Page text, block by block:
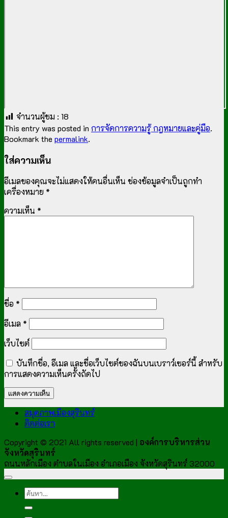
จำนวนผู้ชม : 18
This entry was posted in การจัดการความรู้ กฎหมายและคู่มือ.
Bookmark the permalink.
ใส่ความเห็น
อีเมลของคุณจะไม่แสดงให้คนอื่นเห็น ช่องข้อมูลจำเป็นถูกทำ
เครื่องหมาย *
ความเห็น *
ชื่อ *
อีเมล *
เว็บไซต์
บันทึกชื่อ, อีเมล และชื่อเว็บไซต์ของฉันบนเบราว์เซอร์นี้ สำหรับ
การแสดงความเห็นครั้งถัดไป
สมุดภาพเมืองสุรินทร์
ติดต่อเรา
Copyright © 2021 All rights reserved | องค์การบริหารส่วน
จังหวัดสุรินทร์
ถนนหลักเมือง ตำบลในเมือง อำเภอเมือง จังหวัดสุรินทร์ 32000